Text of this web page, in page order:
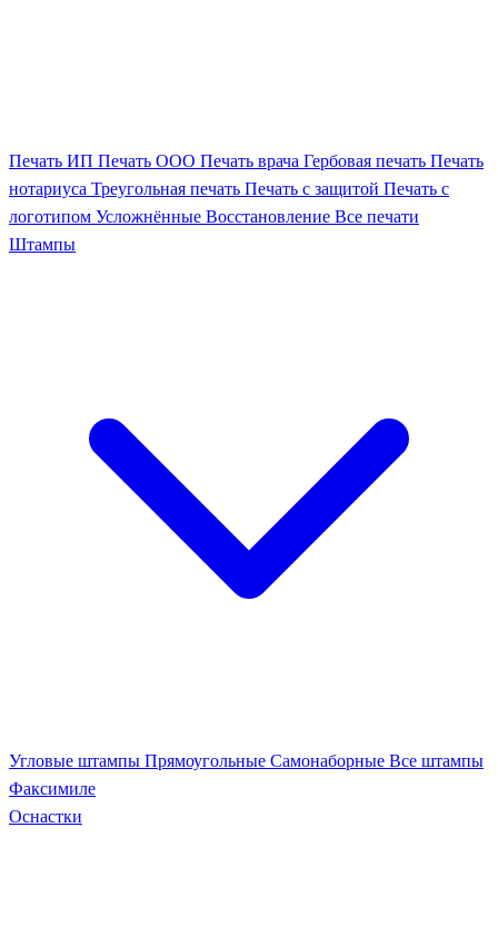
Печать ИП Печать ООО Печать врача Гербовая печать Печать
нотариуса Треугольная печать Печать с защитой Печать с
логотипом Усложнённые Восстановление Все печати
Штампы
Угловые штампы Прямоугольные Самонаборные Все штампы
Факсимиле
Оснастки